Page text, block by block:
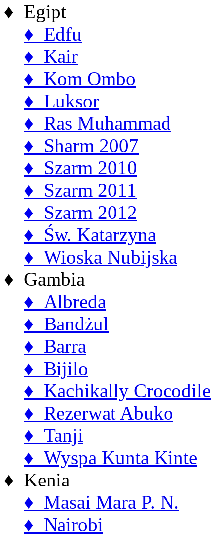
♦ Egipt
♦ Edfu
♦ Kair
♦ Kom Ombo
♦ Luksor
♦ Ras Muhammad
♦ Sharm 2007
♦ Szarm 2010
♦ Szarm 2011
♦ Szarm 2012
♦ Św. Katarzyna
♦ Wioska Nubijska
♦ Gambia
♦ Albreda
♦ Bandżul
♦ Barra
♦ Bijilo
♦ Kachikally Crocodile
♦ Rezerwat Abuko
♦ Tanji
♦ Wyspa Kunta Kinte
♦ Kenia
♦ Masai Mara P. N.
♦ Nairobi